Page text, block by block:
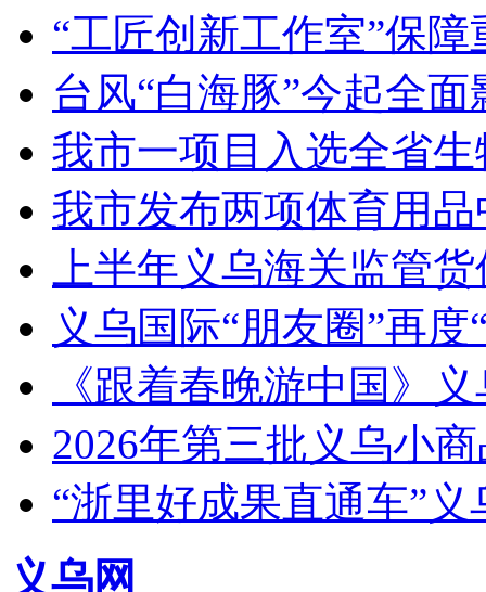
“工匠创新工作室”保
台风“白海豚”今起全面
我市一项目入选全省
我市发布两项体育用
上半年义乌海关监管
义乌国际“朋友圈”再度
《跟着春晚游中国》
2026年第三批义乌小
“浙里好成果直通车”
义乌网